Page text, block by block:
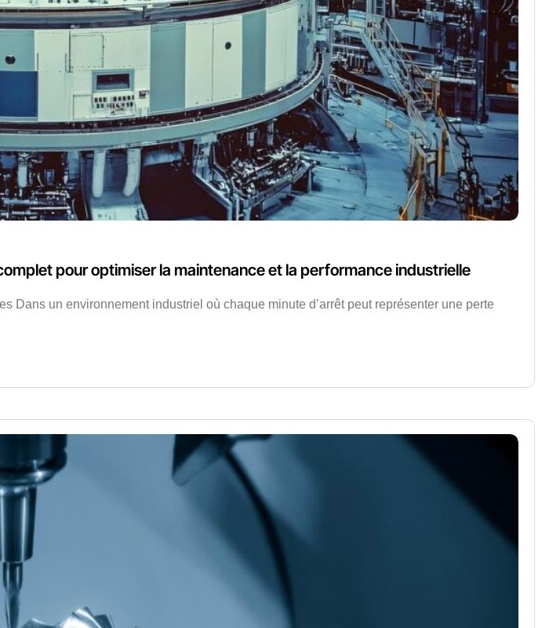
pour optimiser la maintenance et la performance industrielle
Dans un environnement industriel où chaque minute d’arrêt peut représenter une perte